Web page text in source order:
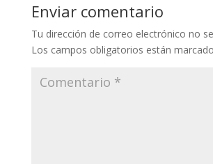
Enviar comentario
Tu dirección de correo electrónico no
Los campos obligatorios están